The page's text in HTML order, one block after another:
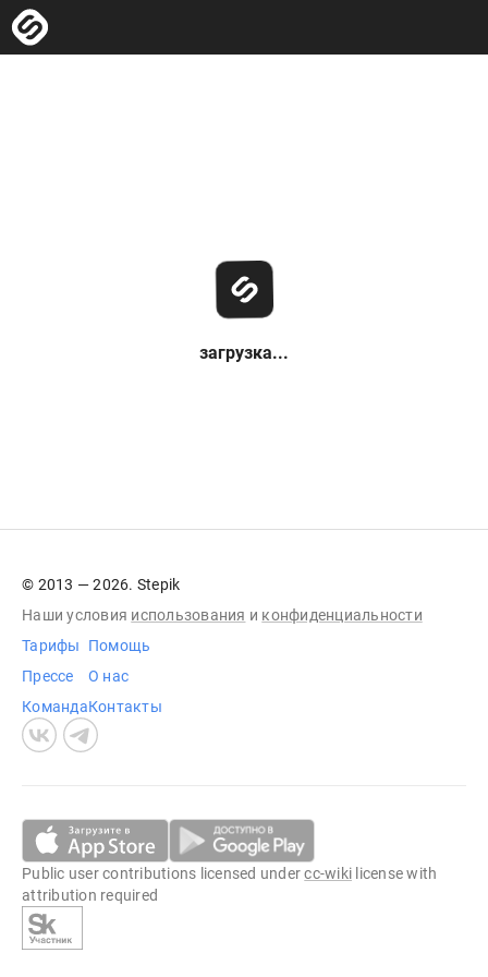
загрузка...
© 2013 — 2026. Stepik
Наши условия использования и конфиденциальности
Тарифы
Прессе
Команда
Помощь
О нас
Контакты
Public user contributions licensed undercc-wiki license with
attribution required